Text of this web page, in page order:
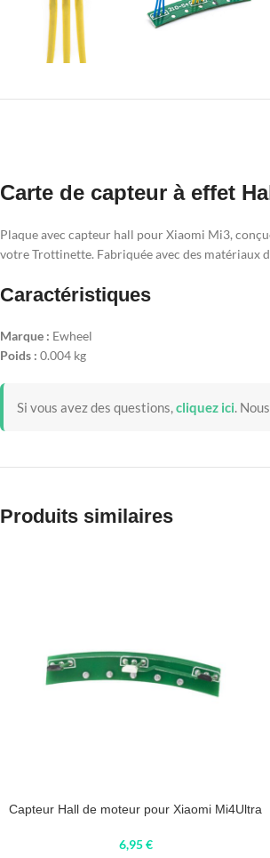
Carte de capteur à effet
Plaque avec capteur hall pour Xiaomi Mi3,
votre Trottinette. Fabriquée avec des matériaux
Caractéristiques
Marque : Ewheel
Poids : 0.004 kg
Si vous avez des questions,cliquez ici.
Produits similaires
Capteur Hall de moteur pour Xiaomi Mi4Ultra
6,95€